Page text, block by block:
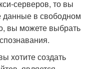
серверов, то вы
данные в свободном
вы можете выбрать
хотите создать